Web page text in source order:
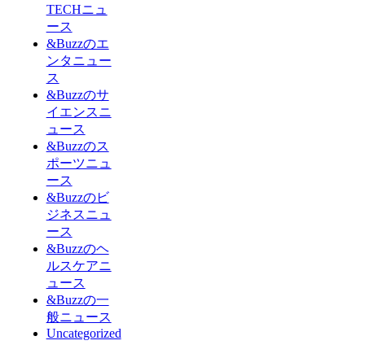
TECHニュ
ース
&Buzzのエ
ンタニュー
ス
&Buzzのサ
イエンスニ
ュース
&Buzzのス
ポーツニュ
ース
&Buzzのビ
ジネスニュ
ース
&Buzzのヘ
ルスケアニ
ュース
&Buzzの一
般ニュース
Uncategorized